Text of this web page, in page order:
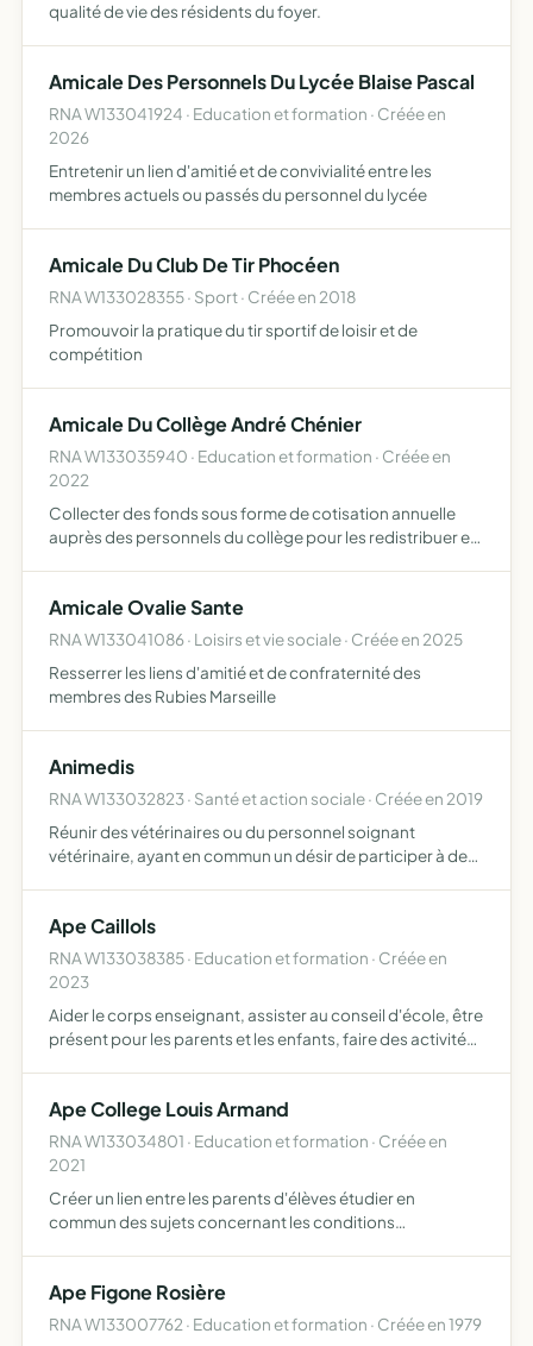
qualité de vie des résidents du foyer.
Amicale Des Personnels Du Lycée Blaise Pascal
RNA W133041924 · Education et formation · Créée en
2026
Entretenir un lien d'amitié et de convivialité entre les
membres actuels ou passés du personnel du lycée
Amicale Du Club De Tir Phocéen
RNA W133028355 · Sport · Créée en 2018
Promouvoir la pratique du tir sportif de loisir et de
compétition
Amicale Du Collège André Chénier
RNA W133035940 · Education et formation · Créée en
2022
Collecter des fonds sous forme de cotisation annuelle
auprès des personnels du collège pour les redistribuer en
Amicale Ovalie Sante
RNA W133041086 · Loisirs et vie sociale · Créée en 2025
Resserrer les liens d'amitié et de confraternité des
membres des Rubies Marseille
Animedis
RNA W133032823 · Santé et action sociale · Créée en 2019
Réunir des vétérinaires ou du personnel soignant
vétérinaire, ayant en commun un désir de participer à des
de …
Ape Caillols
RNA W133038385 · Education et formation · Créée en
2023
Aider le corps enseignant, assister au conseil d'école, être
présent pour les parents et les enfants, faire des activité
Ape College Louis Armand
RNA W133034801 · Education et formation · Créée en
2021
Créer un lien entre les parents d'élèves étudier en
commun des sujets concernant les conditions
vue de promou…
Ape Figone Rosière
RNA W133007762 · Education et formation · Créée en 1979